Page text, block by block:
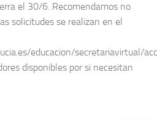
el 30/6. Recomendamos no
solicitudes se realizan en el
educacion/secretariavirtual/
disponibles por si necesitan